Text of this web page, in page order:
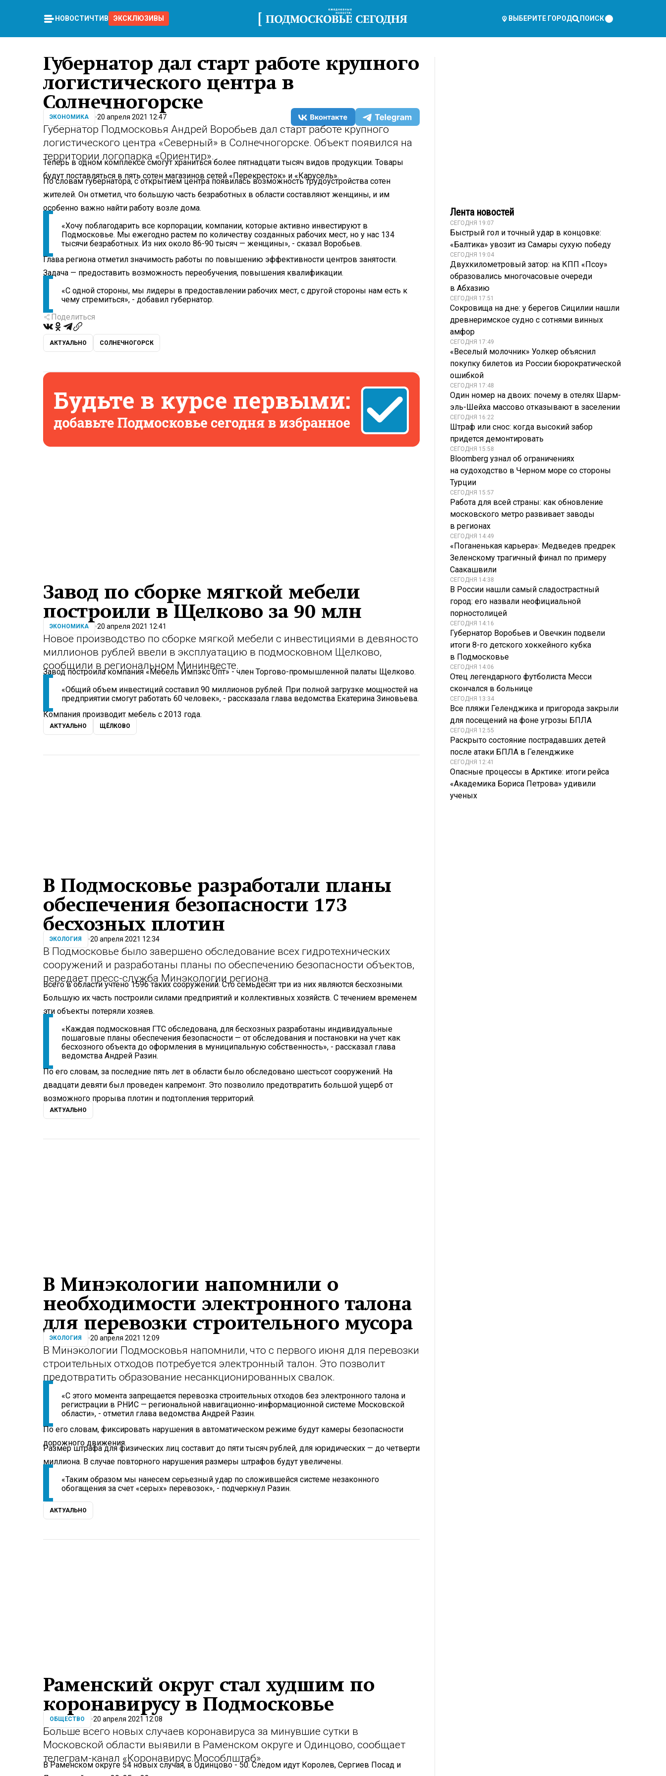
НОВОСТИ ЧТИВО ЭКСКЛЮЗИВЫ ВЫБЕРИТЕ ГОРОД ПОИСК
Губернатор дал старт работе крупного
логистического центра в
Солнечногорске
ЭКОНОМИКА 20 апреля 2021 12:47
Губернатор Подмосковья Андрей Воробьев дал старт работе крупного
логистического центра «Северный» в Солнечногорске. Объект появился на
территории логопарка «Ориентир».
Теперь в одном комплексе смогут храниться более пятнадцати тысяч видов продукции. Товары
будут поставляться в пять сотен магазинов сетей «Перекресток» и «Карусель».
По словам губернатора, с открытием центра появилась возможность трудоустройства сотен
жителей. Он отметил, что большую часть безработных в области составляют женщины, и им
особенно важно найти работу возле дома.
«Хочу поблагодарить все корпорации, компании, которые активно инвестируют в
Подмосковье. Мы ежегодно растем по количеству созданных рабочих мест, но у нас 134
тысячи безработных. Из них около 86-90 тысяч — женщины», - сказал Воробьев.
Глава региона отметил значимость работы по повышению эффективности центров занятости.
Задача — предоставить возможность переобучения, повышения квалификации.
«С одной стороны, мы лидеры в предоставлении рабочих мест, с другой стороны нам есть к
чему стремиться», - добавил губернатор.
Поделиться
АКТУАЛЬНО СОЛНЕЧНОГОРСК
Завод по сборке мягкой мебели
построили в Щелково за 90 млн
ЭКОНОМИКА 20 апреля 2021 12:41
Новое производство по сборке мягкой мебели с инвестициями в девяносто
миллионов рублей ввели в эксплуатацию в подмосковном Щелково,
сообщили в региональном Мининвесте.
Завод построила компания «Мебель Импэкс Опт» - член Торгово-промышленной палаты Щелково.
«Общий объем инвестиций составил 90 миллионов рублей. При полной загрузке мощностей на
предприятии смогут работать 60 человек», - рассказала глава ведомства Екатерина Зиновьева.
Компания производит мебель с 2013 года.
АКТУАЛЬНО ЩЁЛКОВО
В Подмосковье разработали планы
обеспечения безопасности 173
бесхозных плотин
ЭКОЛОГИЯ 20 апреля 2021 12:34
В Подмосковье было завершено обследование всех гидротехнических
сооружений и разработаны планы по обеспечению безопасности объектов,
передает пресс-служба Минэкологии региона.
Всего в области учтено 1596 таких сооружений. Сто семьдесят три из них являются бесхозными.
Большую их часть построили силами предприятий и коллективных хозяйств. С течением временем
эти объекты потеряли хозяев.
«Каждая подмосковная ГТС обследована, для бесхозных разработаны индивидуальные
пошаговые планы обеспечения безопасности — от обследования и постановки на учет как
бесхозного объекта до оформления в муниципальную собственность», - рассказал глава
ведомства Андрей Разин.
По его словам, за последние пять лет в области было обследовано шестьсот сооружений. На
двадцати девяти был проведен капремонт. Это позволило предотвратить большой ущерб от
возможного прорыва плотин и подтопления территорий.
АКТУАЛЬНО
В Минэкологии напомнили о
необходимости электронного талона
для перевозки строительного мусора
ЭКОЛОГИЯ 20 апреля 2021 12:09
В Минэкологии Подмосковья напомнили, что с первого июня для перевозки
строительных отходов потребуется электронный талон. Это позволит
предотвратить образование несанкционированных свалок.
«С этого момента запрещается перевозка строительных отходов без электронного талона и
регистрации в РНИС — региональной навигационно-информационной системе Московской
области», - отметил глава ведомства Андрей Разин.
По его словам, фиксировать нарушения в автоматическом режиме будут камеры безопасности
дорожного движения.
Размер штрафа для физических лиц составит до пяти тысяч рублей, для юридических — до четверти
миллиона. В случае повторного нарушения размеры штрафов будут увеличены.
«Таким образом мы нанесем серьезный удар по сложившейся системе незаконного
обогащения за счет «серых» перевозок», - подчеркнул Разин.
АКТУАЛЬНО
Раменский округ стал худшим по
коронавирусу в Подмосковье
ОБЩЕСТВО 20 апреля 2021 12:08
Больше всего новых случаев коронавируса за минувшие сутки в
Московской области выявили в Раменском округе и Одинцово, сообщает
телеграм-канал «Коронавирус.Мособлштаб».
В Раменском округе 54 новых случая, в Одинцово - 50. Следом идут Королев, Сергиев Посад и
Лента новостей
СЕГОДНЯ 19:07
Быстрый гол и точный удар в концовке:
«Балтика» увозит из Самары сухую победу
СЕГОДНЯ 19:04
Двухкилометровый затор: на КПП «Псоу»
образовались многочасовые очереди
в Абхазию
СЕГОДНЯ 17:51
Сокровища на дне: у берегов Сицилии нашли
древнеримское судно с сотнями винных
амфор
СЕГОДНЯ 17:49
«Веселый молочник» Уолкер объяснил
покупку билетов из России бюрократической
ошибкой
СЕГОДНЯ 17:48
Один номер на двоих: почему в отелях Шарм-
эль-Шейха массово отказывают в заселении
СЕГОДНЯ 16:22
Штраф или снос: когда высокий забор
придется демонтировать
СЕГОДНЯ 15:58
Bloomberg узнал об ограничениях
на судоходство в Черном море со стороны
Турции
СЕГОДНЯ 15:57
Работа для всей страны: как обновление
московского метро развивает заводы
в регионах
СЕГОДНЯ 14:49
«Поганенькая карьера»: Медведев предрек
Зеленскому трагичный финал по примеру
Саакашвили
СЕГОДНЯ 14:38
В России нашли самый сладострастный
город: его назвали неофициальной
порностолицей
СЕГОДНЯ 14:16
Губернатор Воробьев и Овечкин подвели
итоги 8-го детского хоккейного кубка
в Подмосковье
СЕГОДНЯ 14:06
Отец легендарного футболиста Месси
скончался в больнице
СЕГОДНЯ 13:34
Все пляжи Геленджика и пригорода закрыли
для посещений на фоне угрозы БПЛА
СЕГОДНЯ 12:55
Раскрыто состояние пострадавших детей
после атаки БПЛА в Геленджике
СЕГОДНЯ 12:41
Опасные процессы в Арктике: итоги рейса
«Академика Бориса Петрова» удивили
ученых